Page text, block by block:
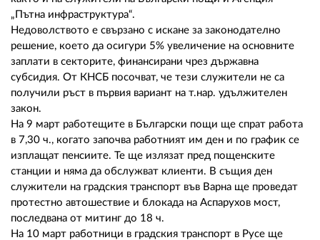
„Пътна инфраструктура“.
Недоволството е свързано с искане за законодателно
решение, което да осигури 5% увеличение на основните
заплати в секторите, финансирани чрез държавна
субсидия. От КНСБ посочват, че тези служители не са
получили ръст в първия вариант на т.нар. удължителен
закон.
На 9 март работещите в Български пощи ще спрат работа
в 7,30 ч., когато започва работният им ден и по график се
изплащат пенсиите. Те ще излязат пред пощенските
станции и няма да обслужват клиенти. В същия ден
служители на градския транспорт във Варна ще проведат
протестно автошествие и блокада на Аспарухов мост,
последвана от митинг до 18 ч.
На 10 март работници в градския транспорт в Русе ще
УСЛОВИЯ ЗА ПОЛЗВАНЕ
ПОЛИТИКА ЗА БИСКВИТКИТЕ
ПОВЕРИТЕЛНОСТ
02 975 20 35